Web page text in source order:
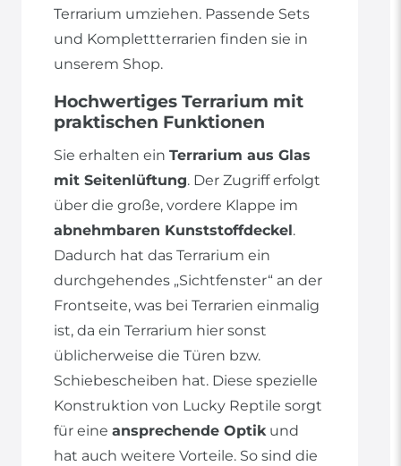
Terrarium umziehen. Passende Sets
und Komplettterrarien finden sie in
unserem Shop.
Hochwertiges Terrarium mit
praktischen Funktionen
Sie erhalten ein Terrarium aus Glas
mit Seitenlüftung. Der Zugriff erfolgt
über die große, vordere Klappe im
abnehmbaren Kunststoffdeckel .
Dadurch hat das Terrarium ein
durchgehendes „Sichtfenster“ an der
Frontseite, was bei Terrarien einmalig
ist, da ein Terrarium hier sonst
üblicherweise die Türen bzw.
Schiebescheiben hat. Diese spezielle
Konstruktion von Lucky Reptile sorgt
für eine ansprechende Optikund
hat auch weitere Vorteile. So sind die